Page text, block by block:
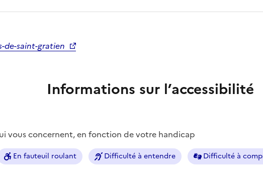
de-saint-gratien
Informations sur l’accessibilité
vous concernent, en fonction de votre handicap
En fauteuil roulant Difficulté à entendre Difficulté à